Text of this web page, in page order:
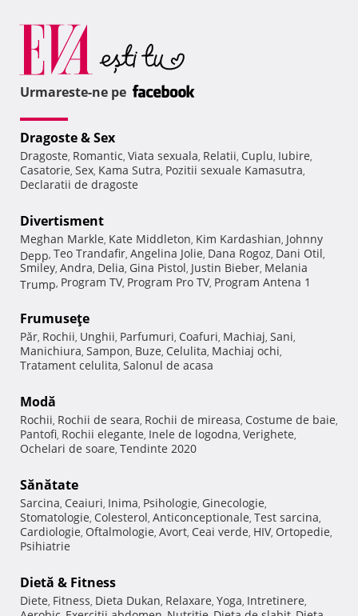
Urmareste-ne pe
Dragoste & Sex
Dragoste, Romantic, Viata sexuala, Relatii, Cuplu, Iubire,
Casatorie, Sex, Kama Sutra, Pozitii sexuale Kamasutra,
Declaratii de dragoste
Divertisment
Meghan Markle, Kate Middleton, Kim Kardashian, Johnny
Depp, Teo Trandafir, Angelina Jolie, Dana Rogoz, Dani Otil,
Smiley, Andra, Delia, Gina Pistol, Justin Bieber, Melania
Trump, Program TV, Program Pro TV, Program Antena 1
Frumuseţe
Păr, Rochii, Unghii, Parfumuri, Coafuri, Machiaj, Sani,
Manichiura, Sampon, Buze, Celulita, Machiaj ochi,
Tratament celulita, Salonul de acasa
Modă
Rochii, Rochii de seara, Rochii de mireasa, Costume de baie,
Pantofi, Rochii elegante, Inele de logodna, Verighete,
Ochelari de soare, Tendinte 2020
Sănătate
Sarcina, Ceaiuri, Inima, Psihologie, Ginecologie,
Stomatologie, Colesterol, Anticonceptionale, Test sarcina,
Cardiologie, Oftalmologie, Avort, Ceai verde, HIV, Ortopedie,
Psihiatrie
Dietă & Fitness
Diete, Fitness, Dieta Dukan, Relaxare, Yoga, Intretinere,